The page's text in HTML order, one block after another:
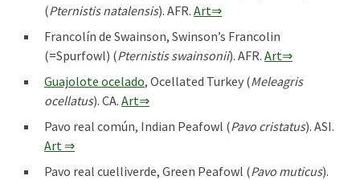
(Pternistis natalensis). AFR. Art⇒
Francolín de Swainson, Swinson’s Francolin
(=Spurfowl) (Pternistis swainsonii). AFR. Art⇒
Guajolote ocelado, Ocellated Turkey (Meleagris
ocellatus). CA. Art⇒
Pavo real común, Indian Peafowl (Pavo cristatus). ASI.
Art ⇒
Pavo real cuelliverde, Green Peafowl (Pavo muticus).